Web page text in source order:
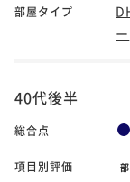
部屋タイプ
ー
40代後半
総合点
項目別評価